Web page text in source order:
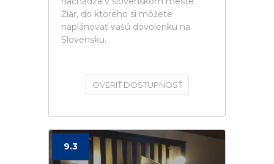
Žiar, do ktorého si môžete
naplánovať vašú dovolenku na
Slovensku.
OVERIŤ DOSTUPNOSŤ
9.3